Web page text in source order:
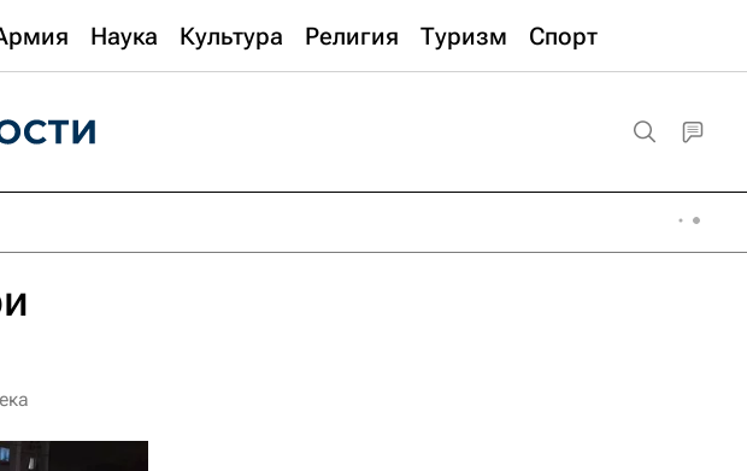
Наука Культура Религия Туризм Спорт